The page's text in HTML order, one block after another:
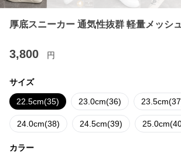
厚底スニーカー 通気性抜群 軽量メッシ
3,800 円
サイズ
22.5cm(35) 23.0cm(36)
24.0cm(38) 24.5cm(39)
カラー